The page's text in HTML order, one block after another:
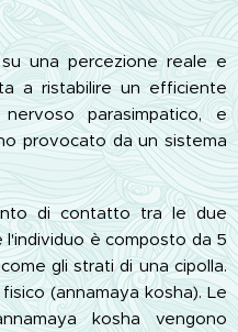
una percezione reale e
a ristabilire un efficiente
parasimpatico, e
provocato da un sistema
di contatto tra le due
l'individuo è composto da 5
gli strati di una cipolla.
(annamaya kosha). Le
kosha vengono